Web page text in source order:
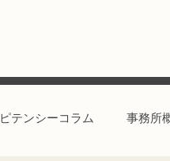
テンシーコラム 事務所